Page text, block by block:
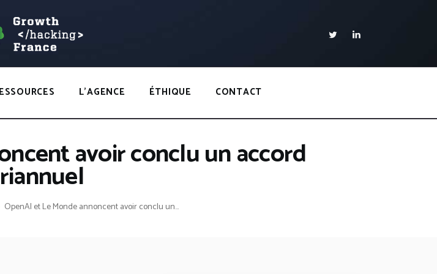
L’AGENCE ÉTHIQUE CONTACT
avoir conclu un accord
OpenAI et Le Monde annoncent avoir conclu un...
FRANCE